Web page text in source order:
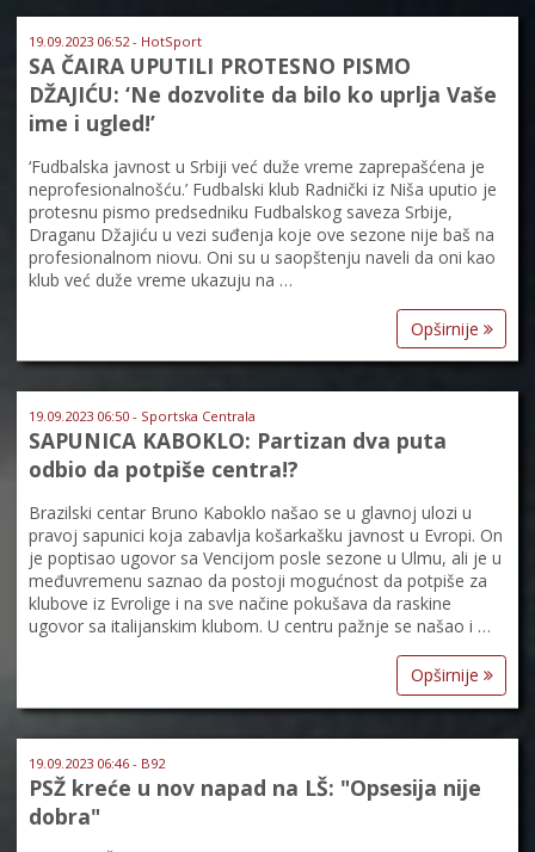
19.09.2023 06:52 - HotSport
SA ČAIRA UPUTILI PROTESNO PISMO
DŽAJIĆU: ‘Ne dozvolite da bilo ko uprlja Vaše
ime i ugled!’
‘Fudbalska javnost u Srbiji već duže vreme zaprepašćena je
neprofesionalnošću.’ Fudbalski klub Radnički iz Niša uputio je
protesnu pismo predsedniku Fudbalskog saveza Srbije,
Draganu Džajiću u vezi suđenja koje ove sezone nije baš na
profesionalnom niovu. Oni su u saopštenju naveli da oni kao
klub već duže vreme ukazuju na …
Opširnije
19.09.2023 06:50 - Sportska Centrala
SAPUNICA KABOKLO: Partizan dva puta
odbio da potpiše centra!?
Brazilski centar Bruno Kaboklo našao se u glavnoj ulozi u
pravoj sapunici koja zabavlja košarkašku javnost u Evropi. On
je poptisao ugovor sa Vencijom posle sezone u Ulmu, ali je u
međuvremenu saznao da postoji mogućnost da potpiše za
klubove iz Evrolige i na sve načine pokušava da raskine
ugovor sa italijanskim klubom. U centru pažnje se našao i …
Opširnije
19.09.2023 06:46 - B92
PSŽ kreće u nov napad na LŠ: "Opsesija nije
dobra"